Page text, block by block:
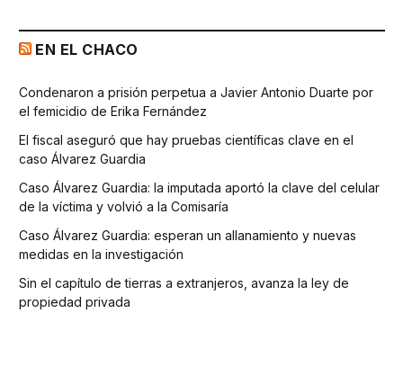
EN EL CHACO
Condenaron a prisión perpetua a Javier Antonio Duarte por
el femicidio de Erika Fernández
El fiscal aseguró que hay pruebas científicas clave en el
caso Álvarez Guardia
Caso Álvarez Guardia: la imputada aportó la clave del celular
de la víctima y volvió a la Comisaría
Caso Álvarez Guardia: esperan un allanamiento y nuevas
medidas en la investigación
Sin el capítulo de tierras a extranjeros, avanza la ley de
propiedad privada